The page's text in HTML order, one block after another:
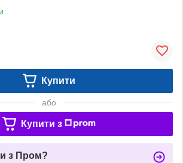
Купити
або
Купити з
з Пром?